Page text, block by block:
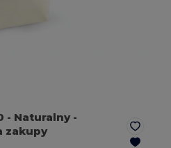
- Naturalny-
zakupy